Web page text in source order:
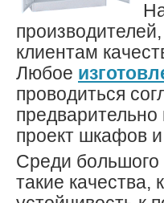
клиентам
Любое
проводиться
проект шкафов и
Среди большого
такие качества,